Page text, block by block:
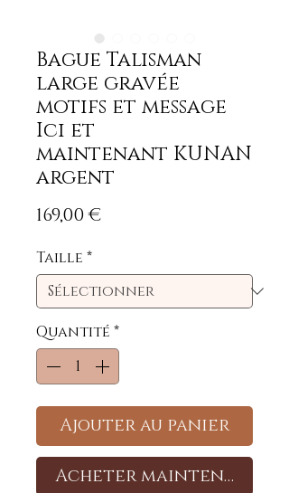
Bague Talisman
large gravée
motifs et message
Ici et
maintenant KUNAN
argent
169,00 €Prix
Taille *
Quantité *
Ajouter au panier
Acheter maintenant